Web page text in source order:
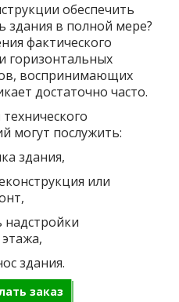
обеспечить
здания в полной мере?
фактического
горизонтальных
воспринимающих
достаточно часто.
могут послужить:
здания,
или
надстройки
здания.
заказ